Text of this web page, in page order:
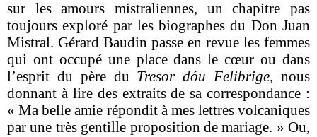
sur les amours mistraliennes, un chapitre pas
toujours exploré par les biographes du Don Juan
Mistral. Gérard Baudin passe en revue les femmes
qui ont occupé une place dans le cœur ou dans
l’esprit du père du Tresor dóu Felibrige, nous
donnant à lire des extraits de sa correspondance :
« Ma belle amie répondit à mes lettres volcaniques
par une très gentille proposition de mariage. » Ou,